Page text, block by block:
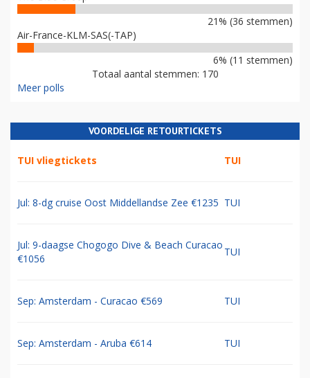
21% (36 stemmen)
Air-France-KLM-SAS(-TAP)
6% (11 stemmen)
Totaal aantal stemmen: 170
Meer polls
VOORDELIGE RETOURTICKETS
TUI vliegtickets TUI
Jul: 8-dg cruise Oost Middellandse Zee €1235 TUI
Jul: 9-daagse Chogogo Dive & Beach Curacao
€1056
TUI
Sep: Amsterdam - Curacao €569 TUI
Sep: Amsterdam - Aruba €614 TUI